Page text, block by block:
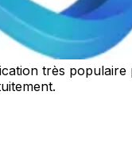
très populaire